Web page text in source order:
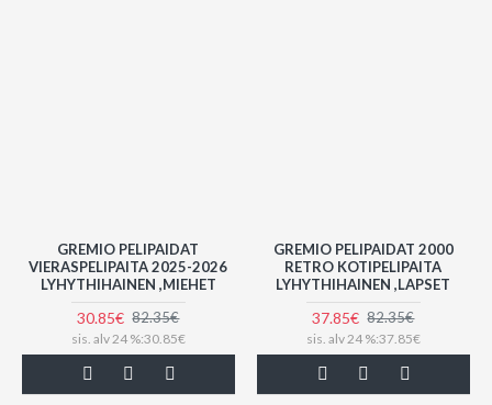
GREMIO PELIPAIDAT
VIERASPELIPAITA 2025-2026
LYHYTHIHAINEN ,MIEHET
30.85€ 82.35€
sis. alv 24 %:30.85€
GREMIO PELIPAIDAT 2000
RETRO KOTIPELIPAITA
LYHYTHIHAINEN ,LAPSET
37.85€ 82.35€
sis. alv 24 %:37.85€